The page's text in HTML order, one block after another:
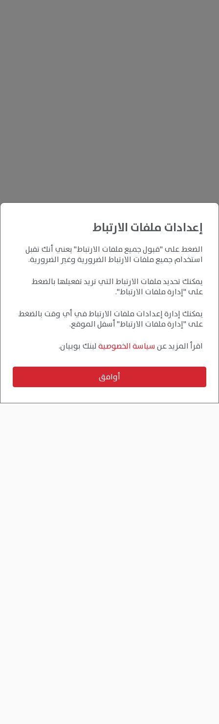
إعدادات ملفات الارتباط
الضغط على "قبول جميع ملفات الارتباط" يعني أنك تقبل
استخدام جميع ملفات الارتباط الضرورية وغير الضرورية.
يمكنك تحديد ملفات الارتباط التي تريد تفعيلها بالضغط
على "إدارة ملفات الارتباط".
يمكنك إدارة إعدادات ملفات الارتباط في أي وقت بالضغط
على "إدارة ملفات الارتباط" أسفل الموقع.
اقرأ المزيد عنسياسة الخصوصيةلبنك بوبيان.
أوافق